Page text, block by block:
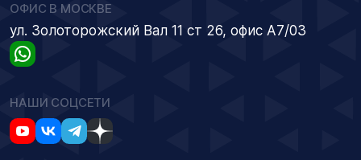
ОФИС В МОСКВЕ
ул. Золоторожский Вал 11 ст 26, офис А7/03
НАШИ СОЦСЕТИ